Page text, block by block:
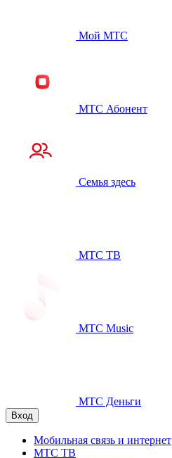
Мой МТС
МТС Абонент
Семья здесь
МТС ТВ
МТС Music
МТС Деньги
Вход
Мобильная связь и интернет
МТС ТВ